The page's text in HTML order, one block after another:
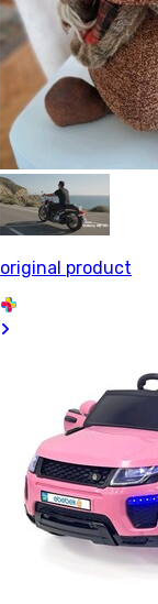
original product